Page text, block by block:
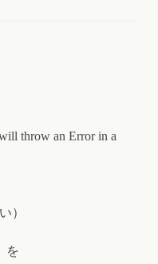
throw an Error in a
）
を